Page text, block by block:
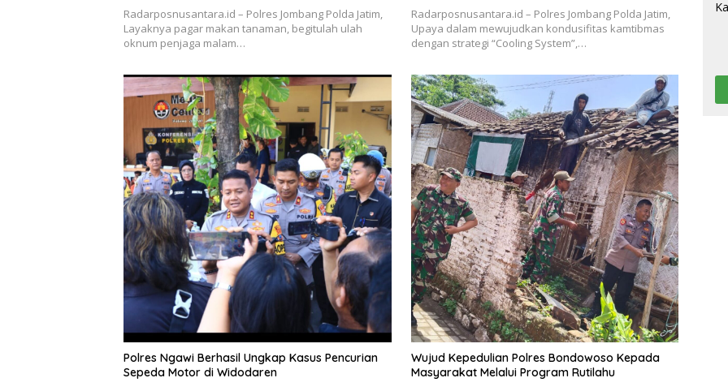
Radarposnusantara.id – Polres Jombang Polda Jatim,
Layaknya pagar makan tanaman, begitulah ulah
oknum penjaga malam…
Radarposnusantara.id – Polres Jombang Polda Jatim,
Upaya dalam mewujudkan kondusifitas kamtibmas
dengan strategi “Cooling System”,…
Polres Ngawi Berhasil Ungkap Kasus Pencurian
Sepeda Motor di Widodaren
Wujud Kepedulian Polres Bondowoso Kepada
Masyarakat Melalui Program Rutilahu